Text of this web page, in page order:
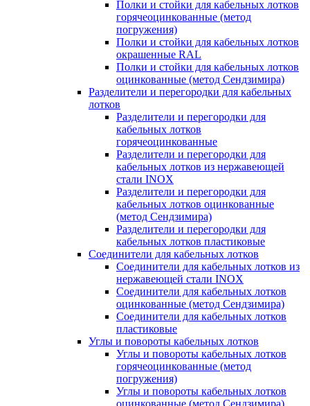
Полки и стойки для кабельных лотков
горячеоцинкованные (метод
погружения)
Полки и стойки для кабельных лотков
окрашенные RAL
Полки и стойки для кабельных лотков
оцинкованные (метод Сендзимира)
Разделители и перегородки для кабельных
лотков
Разделители и перегородки для
кабельных лотков
горячеоцинкованные
Разделители и перегородки для
кабельных лотков из нержавеющей
стали INOX
Разделители и перегородки для
кабельных лотков оцинкованные
(метод Сендзимира)
Разделители и перегородки для
кабельных лотков пластиковые
Соединители для кабельных лотков
Соединители для кабельных лотков из
нержавеющей стали INOX
Соединители для кабельных лотков
оцинкованные (метод Сендзимира)
Соединители для кабельных лотков
пластиковые
Углы и повороты кабельных лотков
Углы и повороты кабельных лотков
горячеоцинкованные (метод
погружения)
Углы и повороты кабельных лотков
оцинкованные (метод Сендзимира)